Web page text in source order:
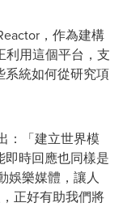
，作為建構
利用這個平台，支
系統如何從研究項
：「建立世界模
時回應也同樣是
娛樂媒體，讓人
正好有助我們將